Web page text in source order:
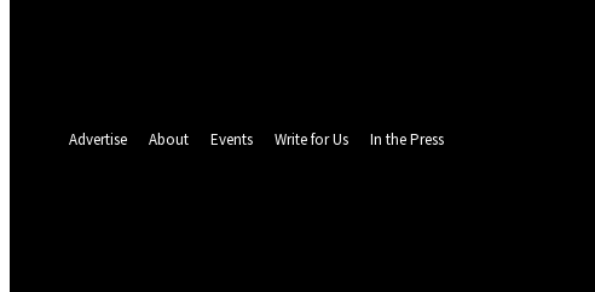
Advertise About Events Write for Us In the Press